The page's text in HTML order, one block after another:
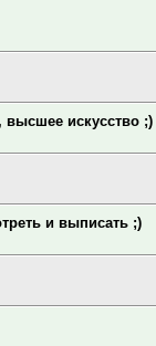
высшее искусство ;)
и выписать ;)